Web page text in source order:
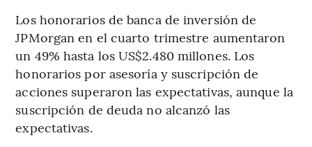
Los honorarios de banca de inversión de
JPMorgan en el cuarto trimestre aumentaron
un 49% hasta los US$2.480 millones. Los
honorarios por asesoría y suscripción de
acciones superaron las expectativas, aunque la
suscripción de deuda no alcanzó las
expectativas.